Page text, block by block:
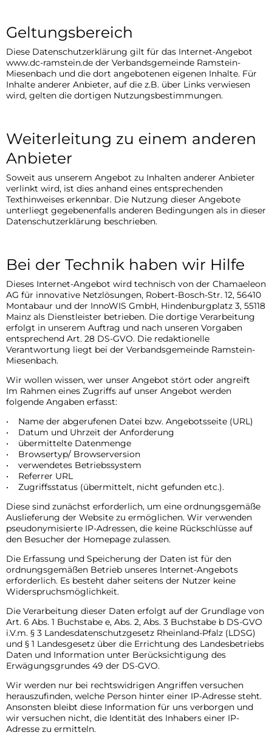
Geltungsbereich
Diese Datenschutzerklärung gilt für das Internet-Angebot
www.dc-ramstein.de der Verbandsgemeinde Ramstein-
Miesenbach und die dort angebotenen eigenen Inhalte. Für
Inhalte anderer Anbieter, auf die z.B. über Links verwiesen
wird, gelten die dortigen Nutzungsbestimmungen.
Weiterleitung zu einem anderen
Anbieter
Soweit aus unserem Angebot zu Inhalten anderer Anbieter
verlinkt wird, ist dies anhand eines entsprechenden
Texthinweises erkennbar. Die Nutzung dieser Angebote
unterliegt gegebenenfalls anderen Bedingungen als in dieser
Datenschutzerklärung beschrieben.
Bei der Technik haben wir Hilfe
Dieses Internet-Angebot wird technisch von der Chamaeleon
AG für innovative Netzlösungen, Robert-Bosch-Str. 12, 56410
Montabaur und der InnoWIS GmbH, Hindenburgplatz 3, 55118
Mainz als Dienstleister betrieben. Die dortige Verarbeitung
erfolgt in unserem Auftrag und nach unseren Vorgaben
entsprechend Art. 28 DS-GVO. Die redaktionelle
Verantwortung liegt bei der Verbandsgemeinde Ramstein-
Miesenbach.
Wir wollen wissen, wer unser Angebot stört oder angreift
Im Rahmen eines Zugriffs auf unser Angebot werden
folgende Angaben erfasst:
• Name der abgerufenen Datei bzw. Angebotsseite (URL)
• Datum und Uhrzeit der Anforderung
• übermittelte Datenmenge
• Browsertyp/ Browserversion
• verwendetes Betriebssystem
• Referrer URL
• Zugriffsstatus (übermittelt, nicht gefunden etc.).
Diese sind zunächst erforderlich, um eine ordnungsgemäße
Auslieferung der Website zu ermöglichen. Wir verwenden
pseudonymisierte IP-Adressen, die keine Rückschlüsse auf
den Besucher der Homepage zulassen.
Die Erfassung und Speicherung der Daten ist für den
ordnungsgemäßen Betrieb unseres Internet-Angebots
erforderlich. Es besteht daher seitens der Nutzer keine
Widerspruchsmöglichkeit.
Die Verarbeitung dieser Daten erfolgt auf der Grundlage von
Art. 6 Abs. 1 Buchstabe e, Abs. 2, Abs. 3 Buchstabe b DS-GVO
i.V.m. § 3 Landesdatenschutzgesetz Rheinland-Pfalz (LDSG)
und § 1 Landesgesetz über die Errichtung des Landesbetriebs
Daten und Information unter Berücksichtigung des
Erwägungsgrundes 49 der DS-GVO.
Wir werden nur bei rechtswidrigen Angriffen versuchen
herauszufinden, welche Person hinter einer IP-Adresse steht.
Ansonsten bleibt diese Information für uns verborgen und
wir versuchen nicht, die Identität des Inhabers einer IP-
Adresse zu ermitteln.